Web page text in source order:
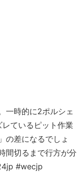
一時的に2ポルシェ
ているピット作業
の差になるでしょ
間切るまで行方が分
#wecjp